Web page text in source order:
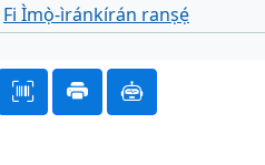
Fi Ìmọ̀-ìránkírán ranṣẹ́